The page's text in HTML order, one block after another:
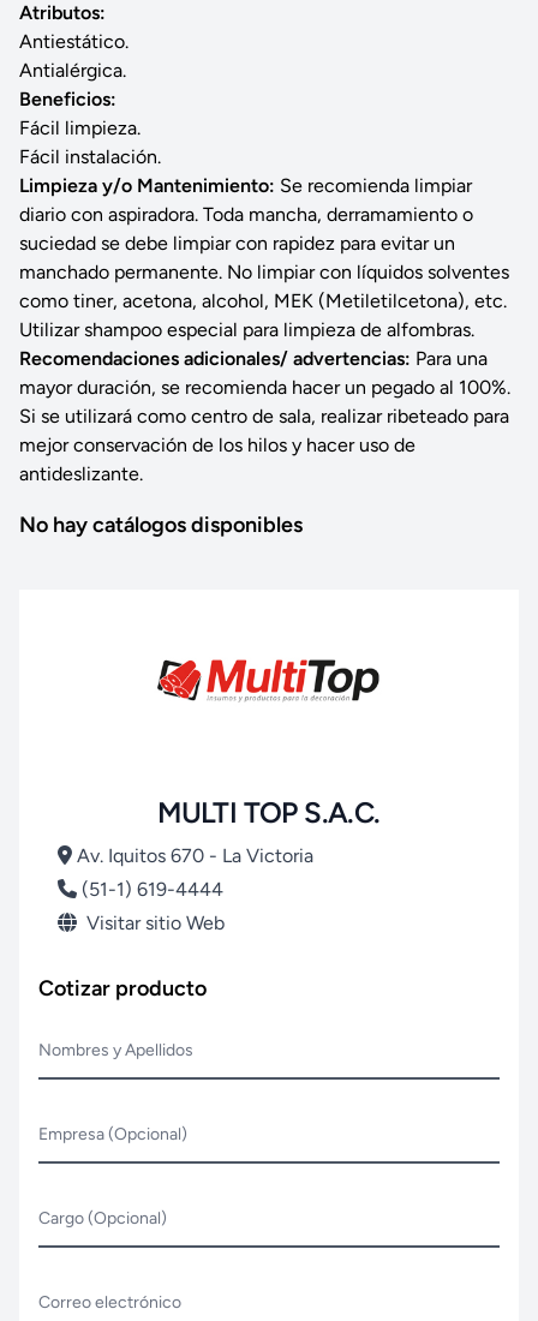
Atributos:
Antiestático.
Antialérgica.
Beneficios:
Fácil limpieza.
Fácil instalación.
Limpieza y/o Mantenimiento: Se recomienda limpiar
diario con aspiradora. Toda mancha, derramamiento o
suciedad se debe limpiar con rapidez para evitar un
manchado permanente. No limpiar con líquidos solventes
como tiner, acetona, alcohol, MEK (Metiletilcetona), etc.
Utilizar shampoo especial para limpieza de alfombras.
Recomendaciones adicionales/ advertencias: Para una
mayor duración, se recomienda hacer un pegado al 100%.
Si se utilizará como centro de sala, realizar ribeteado para
mejor conservación de los hilos y hacer uso de
antideslizante.
No hay catálogos disponibles
MULTI TOP S.A.C.
Av. Iquitos 670 - La Victoria
(51-1) 619-4444
Visitar sitio Web
Cotizar producto
Nombres y Apellidos
Empresa (Opcional)
Cargo (Opcional)
Correo electrónico